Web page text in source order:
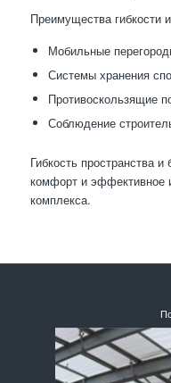
Преимущества гибкости
Мобильные
Системы хранения
Противоскользящие
Соблюдение
Гибкость пространства
комфорт и эффективное
комплекса.